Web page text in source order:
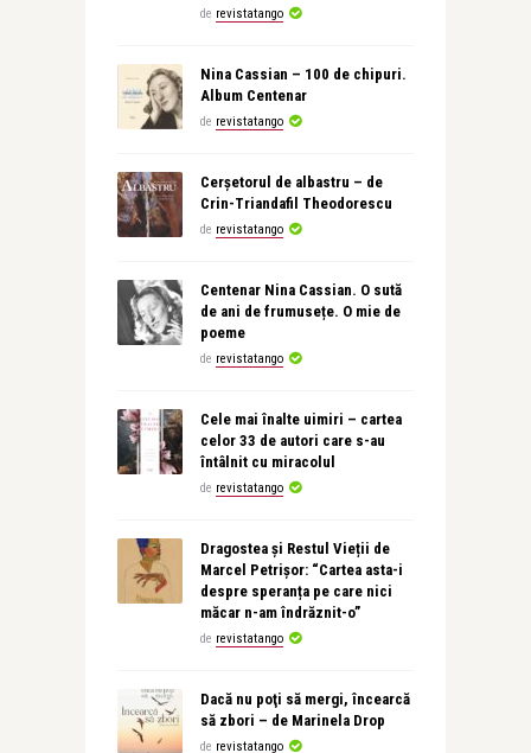
de revistatango
Nina Cassian – 100 de chipuri.
Album Centenar
de revistatango
Cerșetorul de albastru – de
Crin-Triandafil Theodorescu
de revistatango
Centenar Nina Cassian. O sută
de ani de frumusețe. O mie de
poeme
de revistatango
Cele mai înalte uimiri – cartea
celor 33 de autori care s-au
întâlnit cu miracolul
de revistatango
Dragostea și Restul Vieții de
Marcel Petrișor: “Cartea asta-i
despre speranța pe care nici
măcar n-am îndrăznit-o”
de revistatango
Dacă nu poţi să mergi, încearcă
să zbori – de Marinela Drop
de revistatango